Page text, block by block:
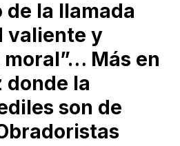
de la llamada
valiente y
Más en
donde la
son de